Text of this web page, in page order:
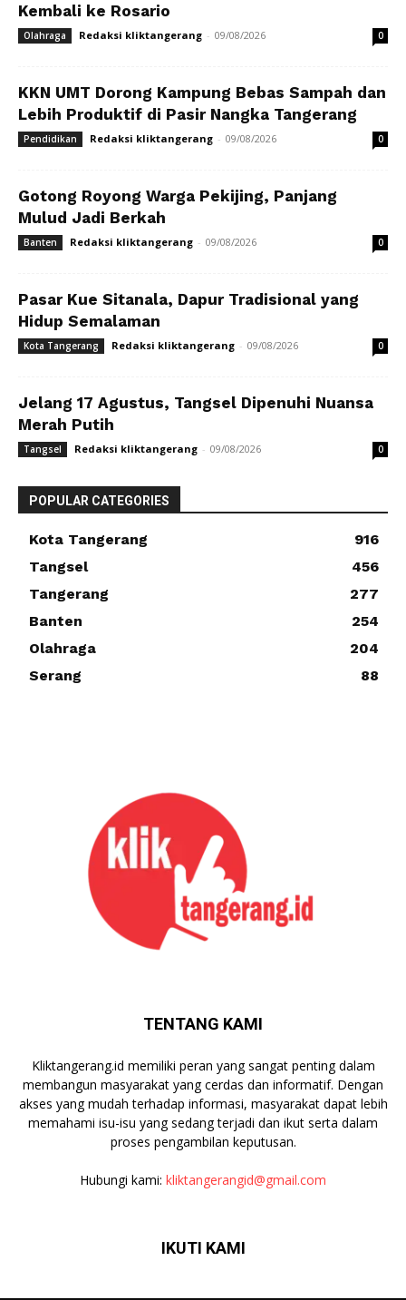
Kembali ke Rosario
Olahraga Redaksi kliktangerang - 09/08/2026 0
KKN UMT Dorong Kampung Bebas Sampah dan
Lebih Produktif di Pasir Nangka Tangerang
Pendidikan Redaksi kliktangerang - 09/08/2026 0
Gotong Royong Warga Pekijing, Panjang
Mulud Jadi Berkah
Banten Redaksi kliktangerang - 09/08/2026 0
Pasar Kue Sitanala, Dapur Tradisional yang
Hidup Semalaman
Kota Tangerang Redaksi kliktangerang - 09/08/2026 0
Jelang 17 Agustus, Tangsel Dipenuhi Nuansa
Merah Putih
Tangsel Redaksi kliktangerang - 09/08/2026 0
POPULAR CATEGORIES
Kota Tangerang
916
Tangsel
456
Tangerang
277
Banten
254
Olahraga
204
Serang
88
TENTANG KAMI
Kliktangerang.id memiliki peran yang sangat penting dalam
membangun masyarakat yang cerdas dan informatif. Dengan
akses yang mudah terhadap informasi, masyarakat dapat lebih
memahami isu-isu yang sedang terjadi dan ikut serta dalam
proses pengambilan keputusan.
Hubungi kami: kliktangerangid@gmail.com
IKUTI KAMI